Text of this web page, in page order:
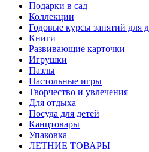
Подарки в сад
Коллекции
Годовые курсы занятий для
Книги
Развивающие карточки
Игрушки
Пазлы
Настольные игры
Творчество и увлечения
Для отдыха
Посуда для детей
Канцтовары
Упаковка
ЛЕТНИЕ ТОВАРЫ